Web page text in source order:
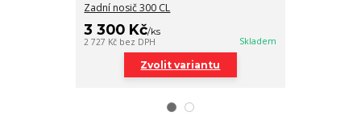
Zadní nosič 300 CL
3 300 Kč/ks
2 727 Kč bez DPH Skladem
Zvolit variantu